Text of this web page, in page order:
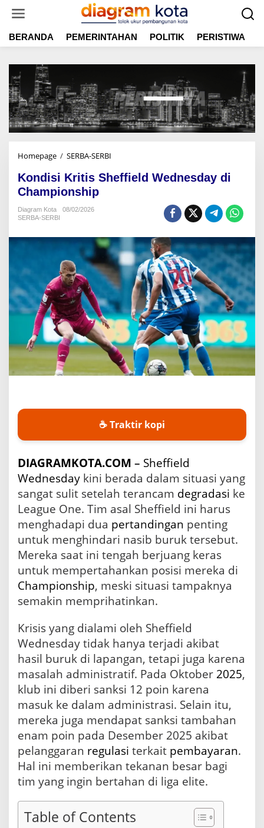
t
BERANDA PEMERINTAHAN POLITIK PERISTIWA
Homepage / SERBA-SERBI
n
r
i
t
i
s
S
h
e
i
n
d
a
y
d
C
h
a
p
i
n
s
i
p
Kondisi Kritis Sheffield Wednesday di
Championship
Diagram Kota
08/02/2026
SERBA-SERBI
☕ Traktir kopi
DIAGRAMKOTA.COM – Sheffield
Wednesday kini berada dalam situasi yang
sangat sulit setelah terancam degradasi ke
League One. Tim asal Sheffield ini harus
menghadapi dua pertandingan penting
untuk menghindari nasib buruk tersebut.
Mereka saat ini tengah berjuang keras
untuk mempertahankan posisi mereka di
Championship, meski situasi tampaknya
semakin memprihatinkan.
Krisis yang dialami oleh Sheffield
Wednesday tidak hanya terjadi akibat
hasil buruk di lapangan, tetapi juga karena
masalah administratif. Pada Oktober 2025,
klub ini diberi sanksi 12 poin karena
masuk ke dalam administrasi. Selain itu,
mereka juga mendapat sanksi tambahan
enam poin pada Desember 2025 akibat
pelanggaran regulasi terkait pembayaran.
Hal ini memberikan tekanan besar bagi
tim yang ingin bertahan di liga elite.
Table of Contents